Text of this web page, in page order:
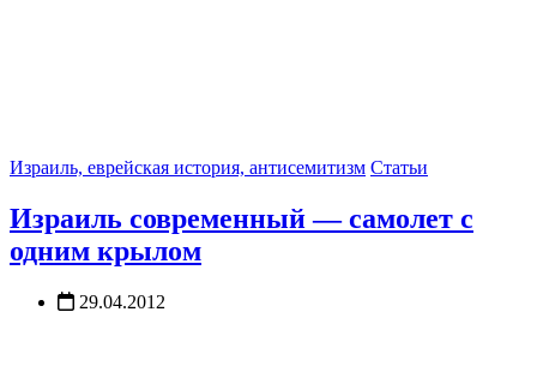
Израиль, еврейская история, антисемитизм Статьи
Израиль современный — самолет с
одним крылом
29.04.2012